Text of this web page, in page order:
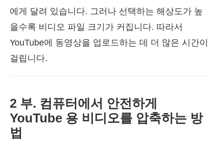
에게 달려 있습니다. 그러나 선택하는 해상도가 높
을수록 비디오 파일 크기가 커집니다. 따라서
YouTube에 동영상을 업로드하는 데 더 많은 시간이
걸립니다.
2 부. 컴퓨터에서 안전하게
YouTube 용 비디오를 압축하는 방
법